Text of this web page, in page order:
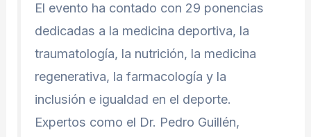
El evento ha contado con 29 ponencias
dedicadas a la medicina deportiva, la
traumatología, la nutrición, la medicina
regenerativa, la farmacología y la
inclusión e igualdad en el deporte.
Expertos como el Dr. Pedro Guillén,